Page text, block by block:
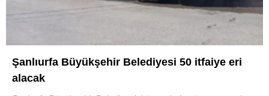
Şanlıurfa Büyükşehir Belediyesi 50 itfaiye eri
alacak